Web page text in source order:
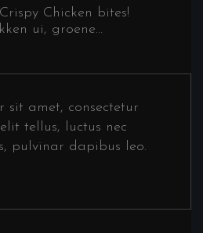
Chicken bites!
ui, groene…
sit amet, consectetur
tellus, luctus nec
pulvinar dapibus leo.